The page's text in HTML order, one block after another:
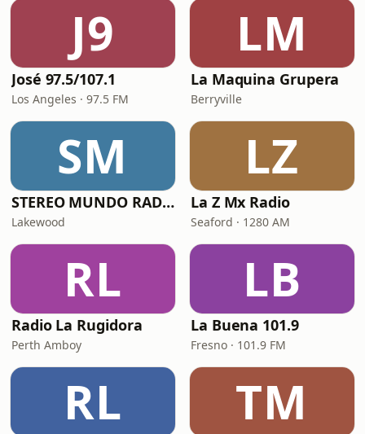
J9
José 97.5/107.1
Los Angeles · 97.5 FM
LM
La Maquina Grupera
Berryville
SM
STEREO MUNDO RADIO
Lakewood
LZ
La Z Mx Radio
Seaford · 1280 AM
RL
Radio La Rugidora
Perth Amboy
LB
La Buena 101.9
Fresno · 101.9 FM
RL TM